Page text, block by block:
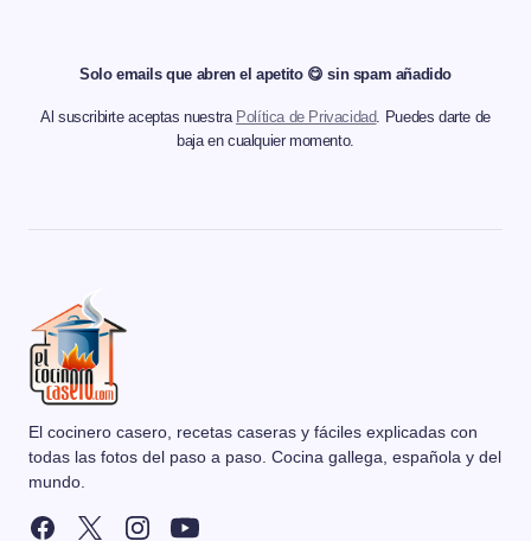
Solo emails que abren el apetito 😋 sin spam añadido
Al suscribirte aceptas nuestra Política de Privacidad. Puedes darte de
baja en cualquier momento.
El cocinero casero, recetas caseras y fáciles explicadas con
todas las fotos del paso a paso. Cocina gallega, española y del
mundo.